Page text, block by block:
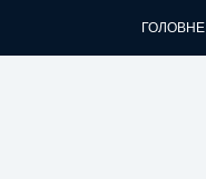
ГОЛОВНЕ